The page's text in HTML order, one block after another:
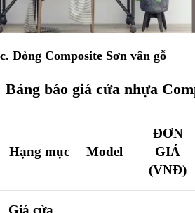
c. Dòng Composite Sơn vân gỗ
Bảng báo giá cửa nhựa
Hạng mục Model
ĐƠN
GIÁ
(VNĐ)
Giá cửa